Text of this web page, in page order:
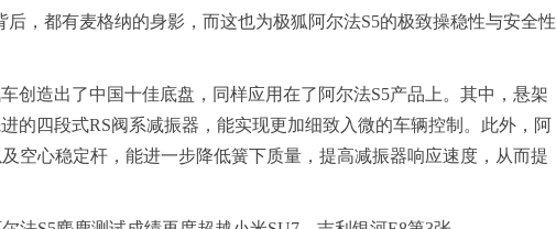
，都有麦格纳的身影，而这也为极狐阿尔法S5的极致操稳性与安全性
创造出了中国十佳底盘，同样应用在了阿尔法S5产品上。其中，悬架
的四段式RS阀系减振器，能实现更加细致入微的车辆控制。此外，阿
空心稳定杆，能进一步降低簧下质量，提高减振器响应速度，从而提